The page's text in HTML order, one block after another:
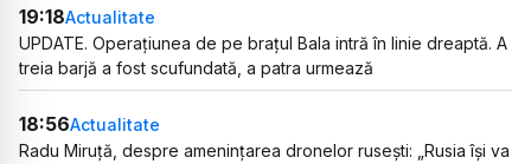
19:18Actualitate
UPDATE. Operațiunea de pe brațul Bala intră în linie dreaptă. A
treia barjă a fost scufundată, a patra urmează
18:56Actualitate
Radu Miruță, despre amenințarea dronelor rusești: „Rusia își va